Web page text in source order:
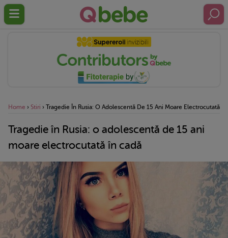
Home › Stiri › Tragedie În Rusia: O Adolescentă De 15 Ani Moare Electrocutată În
Tragedie în Rusia: o adolescentă de 15 ani
moare electrocutată în cadă